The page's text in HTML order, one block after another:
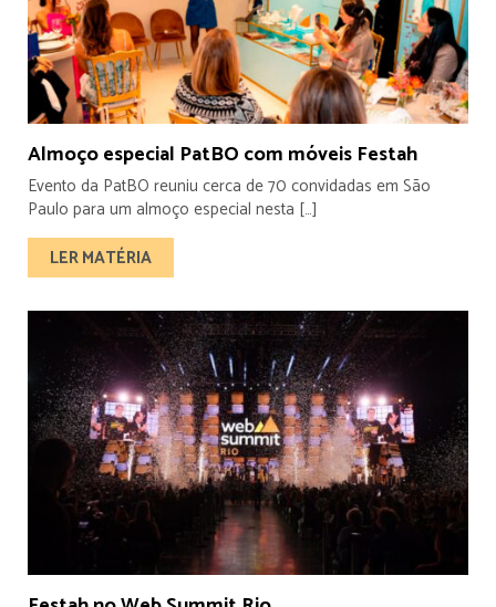
Almoço especial PatBO com móveis Festah
Evento da PatBO reuniu cerca de 70 convidadas em São
Paulo para um almoço especial nesta […]
LER MATÉRIA